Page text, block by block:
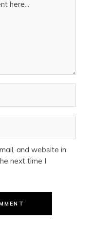
and website in
next time I